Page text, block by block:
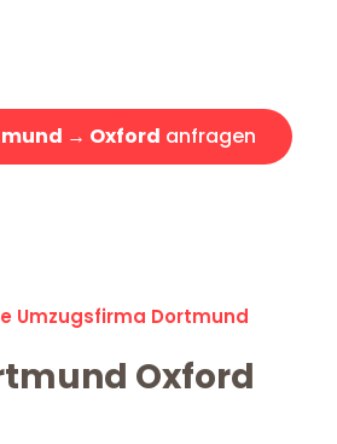
→ Oxford anfragen
Umzugsfirma Dortmund
Oxford